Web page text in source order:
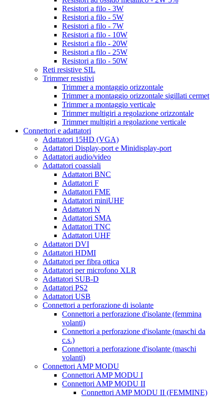
Resistori a filo - 3W
Resistori a filo - 5W
Resistori a filo - 7W
Resistori a filo - 10W
Resistori a filo - 20W
Resistori a filo - 25W
Resistori a filo - 50W
Reti resistive SIL
Trimmer resistivi
Trimmer a montaggio orizzontale
Trimmer a montaggio orizzontale sigillati cermet
Trimmer a montaggio verticale
Trimmer multigiri a regolazione orizzontale
Trimmer multigiri a regolazione verticale
Connettori e adattatori
Adattatori 15HD (VGA)
Adattatori Display-port e Minidisplay-port
Adattatori audio/video
Adattatori coassiali
Adattatori BNC
Adattatori F
Adattatori FME
Adattatori miniUHF
Adattatori N
Adattatori SMA
Adattatori TNC
Adattatori UHF
Adattatori DVI
Adattatori HDMI
Adattatori per fibra ottica
Adattatori per microfono XLR
Adattatori SUB-D
Adattatori PS2
Adattatori USB
Connettori a perforazione di isolante
Connettori a perforazione d'isolante (femmina
volanti)
Connettori a perforazione d'isolante (maschi da
c.s.)
Connettori a perforazione d'isolante (maschi
volanti)
Connettori AMP MODU
Connettori AMP MODU I
Connettori AMP MODU II
Connettori AMP MODU II (FEMMINE)